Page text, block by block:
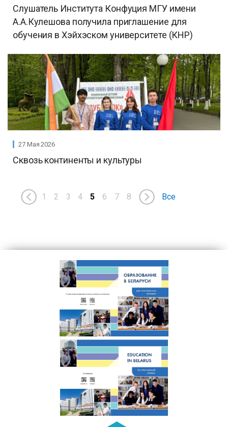
Слушатель Института Конфуция МГУ имени
А.А.Кулешова получила приглашение для
обучения в Хэйхэском университете (КНР)
27 Мая 2026
Сквозь континенты и культуры
1 2 3 4 5 6 7 8 Все